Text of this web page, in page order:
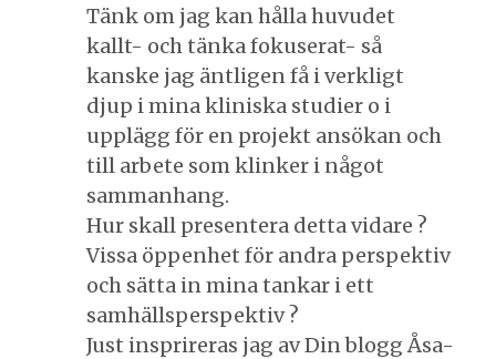
Tänk om jag kan hålla huvudet
kallt- och tänka fokuserat- så
kanske jag äntligen få i verkligt
djup i mina kliniska studier o i
upplägg för en projekt ansökan och
till arbete som klinker i något
sammanhang.
Hur skall presentera detta vidare ?
Vissa öppenhet för andra perspektiv
och sätta in mina tankar i ett
samhällsperspektiv ?
Just insprireras jag av Din blogg Åsa-